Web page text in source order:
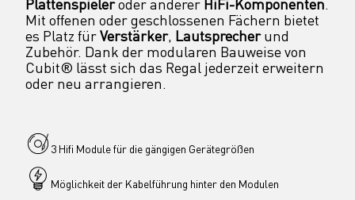
Mit offenen oder geschlossenen Fächern bietet
es Platz für Verstärker, Lautsprecher und
Zubehör. Dank der modularen Bauweise von
Cubit® lässt sich das Regal jederzeit erweitern
oder neu arrangieren.
3 Hifi Module für die gängigen Gerätegrößen
Möglichkeit der Kabelführung hinter den Modulen